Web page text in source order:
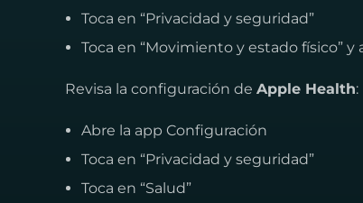
Toca en “Privacidad y seguridad”
Toca en “Movimiento y estado físico”
Revisa la configuración de Apple Health:
Abre la app Configuración
Toca en “Privacidad y seguridad”
Toca en “Salud”